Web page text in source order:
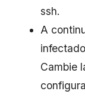
ssh.
A
Cambie